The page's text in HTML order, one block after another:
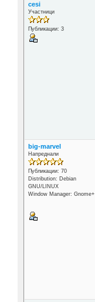
cesi
Участници
Публикации: 3
big-marvel
Напреднали
Публикации: 70
Distribution: Debian
GNU/LINUX
Window Manager: Gnome+